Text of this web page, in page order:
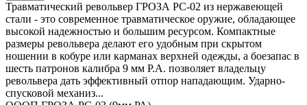
Травматический револьвер ГРОЗА РС-02 из нержавеющей
стали - это современное травматическое оружие, обладающее
высокой надежностью и большим ресурсом. Компактные
размеры револьвера делают его удобным при скрытом
ношении в кобуре или карманах верхней одежды, а боезапас в
шесть патронов калибра 9 мм P.A. позволяет владельцу
револьвера дать эффективный отпор нападающим. Ударно-
спусковой механиз...